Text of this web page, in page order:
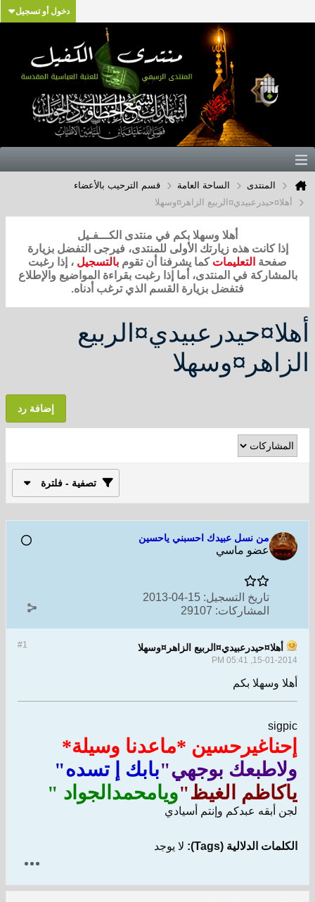
دخول أو تسجيل
المنتدى الساحة العامة
قسم الترحيب بالأعضاء
أهلا¤حيدرعبيدي¤الربيع الزاهر¤وسهلا
أهلا وسهلا بكم في منتدى الكـــفـيل
إذا كانت هذه زيارتك الأولى للمنتدى، فيرجى التفضل بزيارة
صفحة التعليمات كما يشرفنا أن تقوم بالتسجيل ، إذا رغبت
بالمشاركة في المنتدى، أما إذا رغبت بقراءة المواضيع والإطلاع
فتفضل بزيارة القسم الذي ترغب أدناه.
أهلا¤حيدرعبيدي¤الربيع
الزاهر¤وسهلا
إضافة رد
تصفية - فلترة
من نسل عبيدك احسبني ياحسين
عضو ماسي
تاريخ التسجيل: 15-04-2013
المشاركات: 29107
#1 أهلا¤حيدرعبيدي¤الربيع الزاهر¤وسهلا
15-01-2014, 05:41 PM
أهلا وسهلا بكم
sigpic
إحناغيرحسين *ماعدنا وسيلة*
ولاطبعك بوجهي"بابك إ تسده"
ياكاظم الغيظ"ويامحمدالجواد "
لجن أبقه عبدكم وإنتم أسيادي
الكلمات الدلالية (Tags): لا يوجد